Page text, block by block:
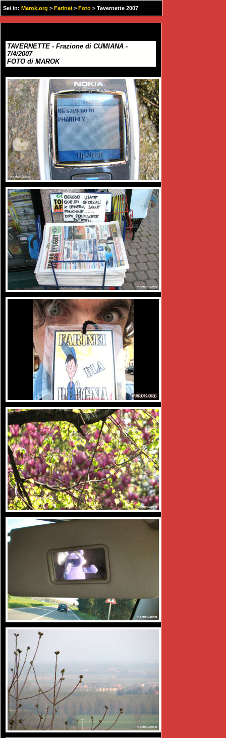
Sei in: Marok.org > Farinei > Foto > Tavernette 2007
TAVERNETTE - Frazione di CUMIANA -
7/4/2007
FOTO di MAROK